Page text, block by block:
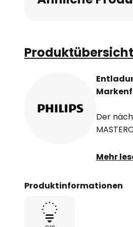
Produktübersicht
Der
Ihr Nutzen:
Mehr
Produktinformationen